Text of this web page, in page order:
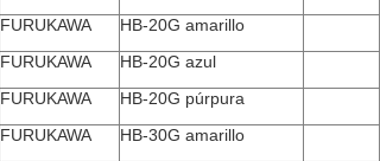
FURUKAWA
HB-20G amarillo
FURUKAWA
HB-20G azul
FURUKAWA
HB-20G púrpura
FURUKAWA
HB-30G amarillo